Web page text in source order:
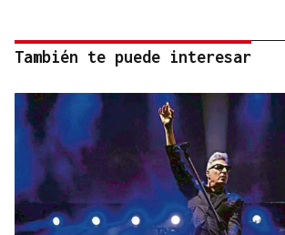
También te puede interesar